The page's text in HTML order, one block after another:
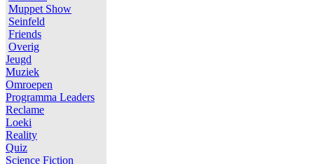
Muppet Show
Seinfeld
Friends
Overig
Jeugd
Muziek
Omroepen
Programma Leaders
Reclame
Loeki
Reality
Quiz
Science Fiction